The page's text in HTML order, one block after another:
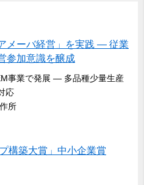
メーバ経営」を実践 ― 従業
参加意識を醸成
事業で発展 ― 多品種少量生産
応
所
構築大賞」中小企業賞